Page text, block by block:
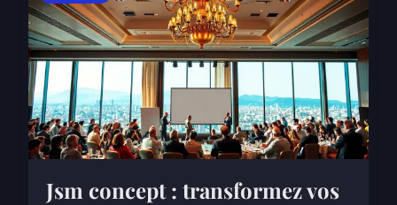
Jsm concept : transformez vos